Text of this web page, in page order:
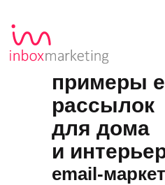
примеры
рассылок
для дома
и
email-